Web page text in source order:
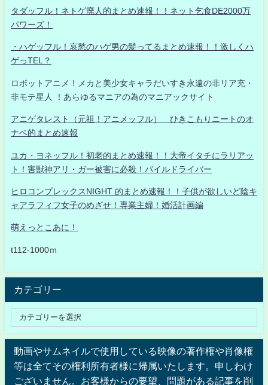
タダッフル！ネトゲ廃人的まとめ速報！！ネット乞食DE2000万
パワーズ！
・ハゲッフル！哀愁のハゲ男の髪ってるまとめ速報！！激しくハ
ゲっTEL？
ロボットアニメ！メカと美少女キャラだいすき永遠の非リア充・
非モテ星人 ！あらゆるマニアの為のマニアックサイト
アニゲタレスト（元祖！アニメッフル） ひきこもりニートのオ
ナベ的まとめ速報
ユカ・ヨネッフル！初老的まとめ速報！！大帝イタチにラリアッ
ト！害獣神アリ・ガー被害に必殺！パイルドライバー
ヒロコンプレックスNIGHT 的まとめ速報！！子供が欲しいど陰キ
ャアラフィフ女子のめざせ！専業主婦！婚活計画編
萌えっとこあに！
t112-1000ｍ
カテゴリー
動画やサムネイルで使用している映像の著作権や肖像権
等は全てその権利所有者様に帰属いたします。申しわけ
ございません。お客様からの要望、問題がある記事を削